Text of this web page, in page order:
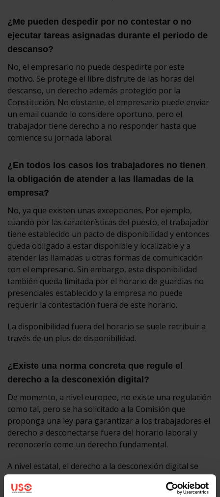
¿Me pueden despedir por no contestar o no
ejecutar tareas asignadas durante el periodo de
descanso?
No, el empresario no puede despedirte por este
motivo. Se protege el libre disfrute de las horas del
descanso, un derecho además protegido por la
Constitución. No obstante, el empresario puede enviar
un email cuando lo considere oportuno, pero el
trabajador tiene derecho a no responder hasta que
comience su jornada laboral.
¿En todos los casos los trabajadores no tienen
la obligación de atender a las llamadas de la
empresa?
No, ya que existen unas excepciones. Por ejemplo,
cuando por las características del puesto, el trabajador
tiene establecido un pacto de disponibilidad y entonces
queda obligado a estar disponible y localizable y a
atender las llamadas u otras formas de comunicación
con el empresario. Sin embargo, esta disponibilidad
también queda limitada por el horario de guardias no
presenciales establecido y la empresa no puede
requerir la contestación fuera de este horario.
La disponibilidad fuera del horario se suele retribuir a
través de un plus de disponibilidad.
¿Existe una norma concreta que regule el
derecho a la desconexión digital?
De momento, a nivel europeo, no existe una regulación
como tal, pero se ha solicitado a la Comisión que
proponga una ley para garantizar a los trabajadores el
derecho a desconectarse fuera del horario laboral y
reconocerlo como un derecho fundamental.
A nivel estatal, el derecho a la desconexión digital se
regula en el artículo 88 de la Ley Orgánica 3/2018, de
Protección de Datos Personales y garantía de los